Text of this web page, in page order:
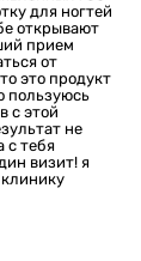
для ногтей
открывают
прием
от
это продукт
пользуюсь
с этой
не
с тебя
визит! я
клинику